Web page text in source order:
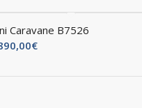
Caravane B7526
€